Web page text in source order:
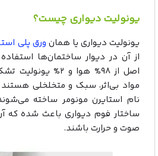
یونولیت دیواری چیست؟
یونولیت دیواری یا همانورق پلی
از آن در دیوار ساختمان‌ها
اصل از ۹۸% هوا و ۲%
مواد بی‌اثر، سبک و متخلخلی هستند
نام استایرن مونومر ساخته
ساختار فوم دیواری باعث شده که
صوت و حرارت باشند.